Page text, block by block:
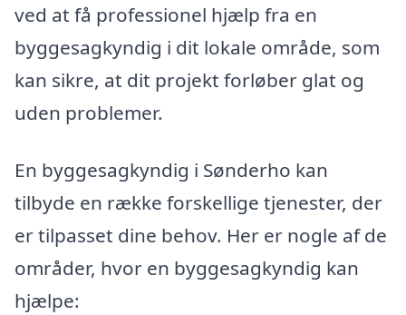
ved at få professionel hjælp fra en
byggesagkyndig i dit lokale område, som
kan sikre, at dit projekt forløber glat og
uden problemer.
En byggesagkyndig i Sønderho kan
tilbyde en række forskellige tjenester, der
er tilpasset dine behov. Her er nogle af de
områder, hvor en byggesagkyndig kan
hjælpe: